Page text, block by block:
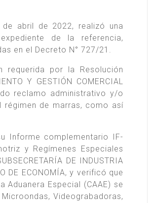
de abril de 2022, realizó una
expediente de la referencia,
en el Decreto N° 727/21.
requerida por la Resolución
Y GESTIÓN COMERCIAL
reclamo administrativo y/o
de marras, como así
Informe complementario IF-
y Regímenes Especiales
DE INDUSTRIA
DE ECONOMÍA, y verificó que
Especial (CAAE) se
Videograbadoras,